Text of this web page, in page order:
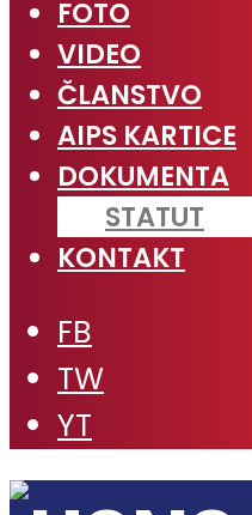
FOTO
VIDEO
ČLANSTVO
AIPS KARTICE
DOKUMENTA
STATUT
KONTAKT
FB
TW
YT